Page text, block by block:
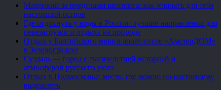
Маврикий за пределами шезлонга: как открыть для себя
настоящий остров
Где отдохнуть у воды в России: лучшие направления для
перезагрузки и отдыха на природе
Отдых у Балтийского моря в апарт-отеле «АмстерДОМ»
в Зеленоградске
Суздаль — город с тысячелетней историей и
атмосферой русского уюта
Отдых в Подмосковье: место, где можно по-настоящему
выдохнуть